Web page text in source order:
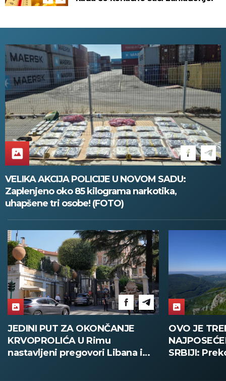
VELIKA AKCIJA POLICIJE U NOVOM SADU:
Zaplenjeno oko 85 kilograma narkotika,
uhapšene tri osobe! (FOTO)
OVO JE TRENUTNO
NAJPOSEĆENIJA ATRAKCIJA U
SRBIJI: Preko 3.000 ljudi za
MILANO
FRANKA